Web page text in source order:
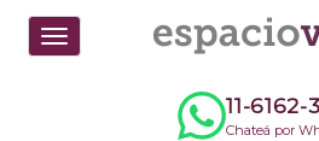
Toggle
navigation
11-6162-
Chateá por